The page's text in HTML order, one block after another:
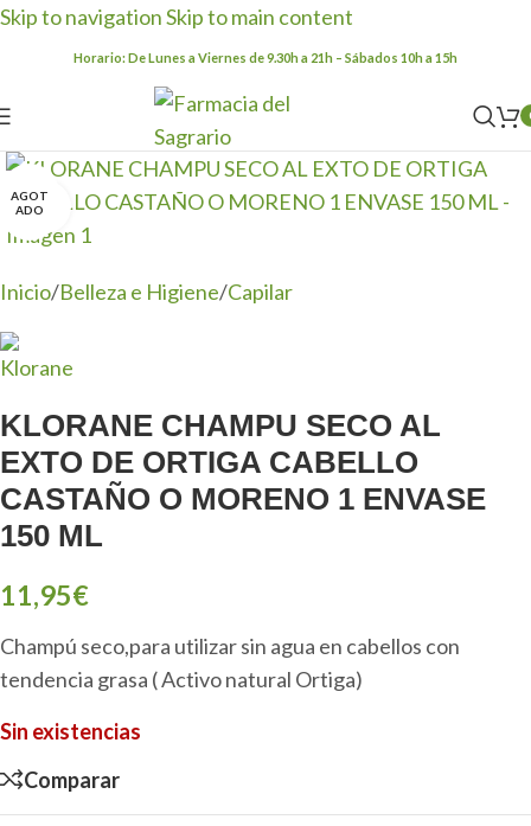
Skip to navigationSkip to main content
Horario: De Lunes a Viernes de 9.30h a 21h – Sábados 10h a 15h
AGOT
ADO
Clic para ampliar
Inicio/Belleza e Higiene/Capilar
KLORANE CHAMPU SECO AL
EXTO DE ORTIGA CABELLO
CASTAÑO O MORENO 1 ENVASE
150 ML
11,95€
Champú seco,para utilizar sin agua en cabellos con
tendencia grasa ( Activo natural Ortiga)
Sin existencias
Comparar